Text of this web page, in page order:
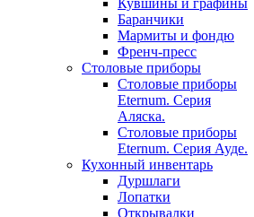
Баранчики
Мармиты и фондю
Френч-пресс
Столовые приборы
Столовые приборы
Eternum. Серия
Аляска.
Столовые приборы
Eternum. Серия Ауде.
Кухонный инвентарь
Дуршлаги
Лопатки
Открывалки